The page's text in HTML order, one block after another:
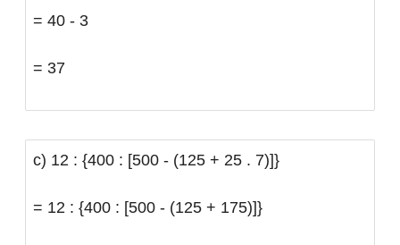
= 40 - 3
= 37
c) 12 : {400 : [500 - (125 + 25 . 7)]}
= 12 : {400 : [500 - (125 + 175)]}